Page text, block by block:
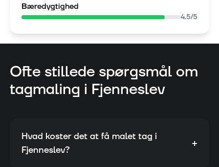
Bæredygtighed
4.5/5
Ofte stillede spørgsmål om
tagmaling i Fjenneslev
Hvad koster det at få malet tag i
Fjenneslev?
+